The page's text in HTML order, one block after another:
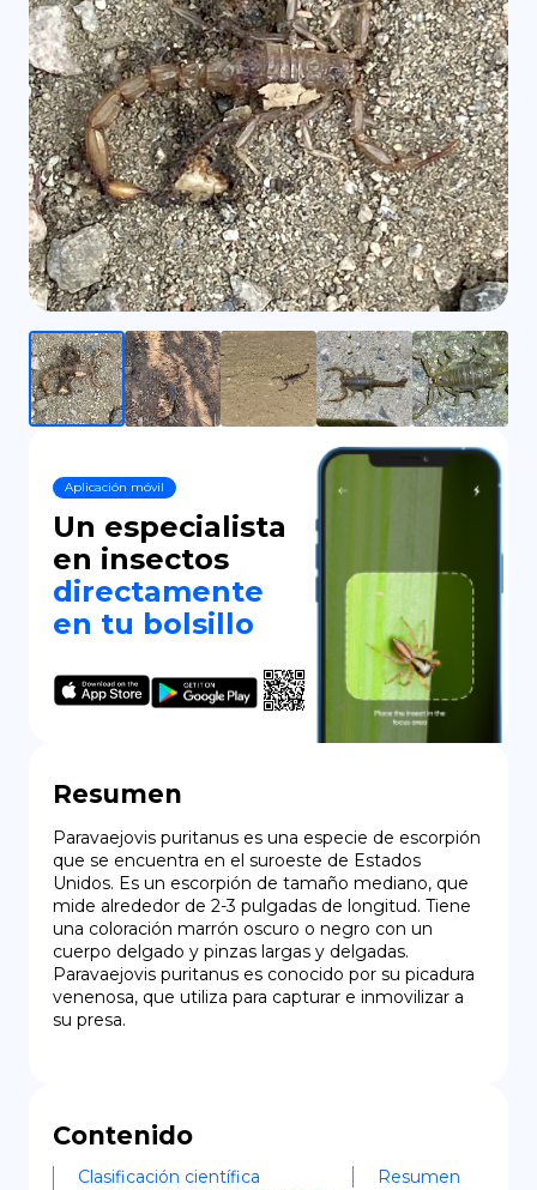
DE
Aplicación móvil
Un especialista
en insectos
directamente
en tu bolsillo
Resumen
Paravaejovis puritanus es una especie de escorpión
que se encuentra en el suroeste de Estados
Unidos. Es un escorpión de tamaño mediano, que
mide alrededor de 2-3 pulgadas de longitud. Tiene
una coloración marrón oscuro o negro con un
cuerpo delgado y pinzas largas y delgadas.
Paravaejovis puritanus es conocido por su picadura
venenosa, que utiliza para capturar e inmovilizar a
su presa.
Contenido
Clasificación científica
Resumen